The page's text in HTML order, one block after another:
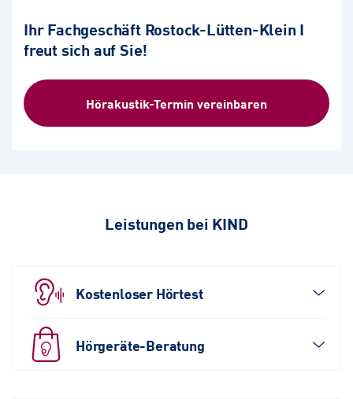
Ihr Fachgeschäft Rostock-Lütten-Klein I
freut sich auf Sie!
Hörakustik-Termin vereinbaren
Leistungen bei KIND
Kostenloser Hörtest
Hörgeräte-Beratung